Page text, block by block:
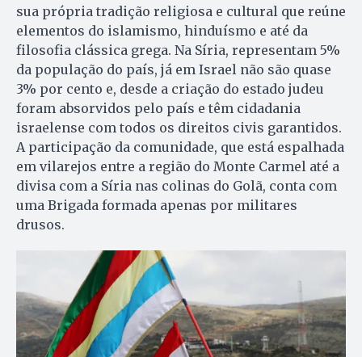
sua própria tradição religiosa e cultural que reúne
elementos do islamismo, hinduísmo e até da
filosofia clássica grega. Na Síria, representam 5%
da população do país, já em Israel não são quase
3% por cento e, desde a criação do estado judeu
foram absorvidos pelo país e têm cidadania
israelense com todos os direitos civis garantidos.
A participação da comunidade, que está espalhada
em vilarejos entre a região do Monte Carmel até a
divisa com a Síria nas colinas do Golã, conta com
uma Brigada formada apenas por militares
drusos.